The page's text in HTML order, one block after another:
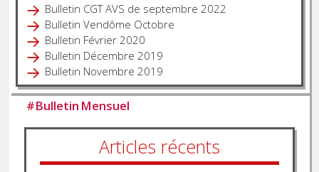
Bulletin CGT AVS de septembre 2022
Bulletin Vendôme Octobre
Bulletin Février 2020
Bulletin Décembre 2019
Bulletin Novembre 2019
#Bulletin Mensuel
Articles récents